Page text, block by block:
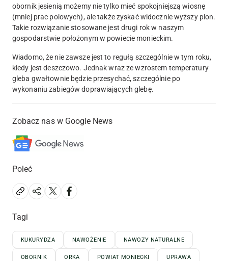
obornik jesienią możemy nie tylko mieć spokojniejszą wiosnę
(mniej prac polowych), ale także zyskać widocznie wyższy plon.
Takie rozwiązanie stosowane jest drugi rok w naszym
gospodarstwie położonym w powiecie monieckim.
Wiadomo, że nie zawsze jest to regułą szczególnie w tym roku,
kiedy jest deszczowo. Jednak wraz ze wzrostem temperatury
gleba gwałtownie będzie przesychać, szczególnie po
wykonaniu zabiegów doprawiających glebę.
Zobacz nas w Google News
Poleć
Tagi
KUKURYDZA NAWOŻENIE NAWOZY NATURALNE
OBORNIK ORKA POWIAT MONIECKI UPRAWA